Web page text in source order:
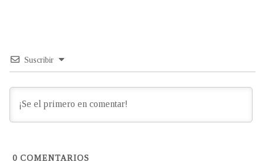
Suscribir
0 COMENTARIOS